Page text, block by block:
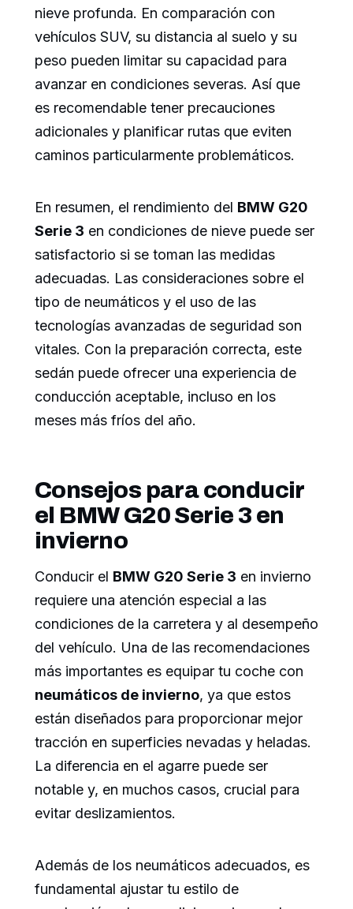
nieve profunda. En comparación con
vehículos SUV, su distancia al suelo y su
peso pueden limitar su capacidad para
avanzar en condiciones severas. Así que
es recomendable tener precauciones
adicionales y planificar rutas que eviten
caminos particularmente problemáticos.
En resumen, el rendimiento del BMW G20
Serie 3 en condiciones de nieve puede ser
satisfactorio si se toman las medidas
adecuadas. Las consideraciones sobre el
tipo de neumáticos y el uso de las
tecnologías avanzadas de seguridad son
vitales. Con la preparación correcta, este
sedán puede ofrecer una experiencia de
conducción aceptable, incluso en los
meses más fríos del año.
Consejos para conducir
el BMW G20 Serie 3 en
invierno
Conducir el BMW G20 Serie 3 en invierno
requiere una atención especial a las
condiciones de la carretera y al desempeño
del vehículo. Una de las recomendaciones
más importantes es equipar tu coche con
neumáticos de invierno, ya que estos
están diseñados para proporcionar mejor
tracción en superficies nevadas y heladas.
La diferencia en el agarre puede ser
notable y, en muchos casos, crucial para
evitar deslizamientos.
Además de los neumáticos adecuados, es
fundamental ajustar tu estilo de